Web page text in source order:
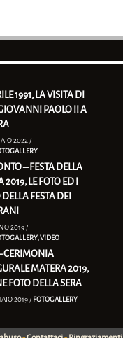
1991, LA VISITA DI
PAOLO II A
2022 /
– FESTA DELLA
2019, LE FOTO ED I
FESTA DEI
2019 /
, VIDEO
CERIMONIA
MATERA 2019,
FOTO DELLA SERA
2019 / FOTOGALLERY